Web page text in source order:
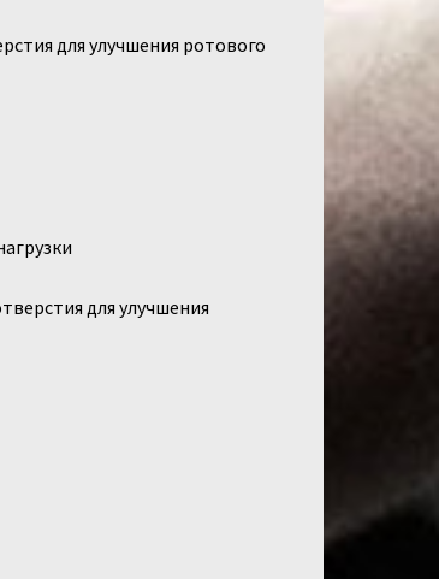
для улучшения ротового
для улучшения